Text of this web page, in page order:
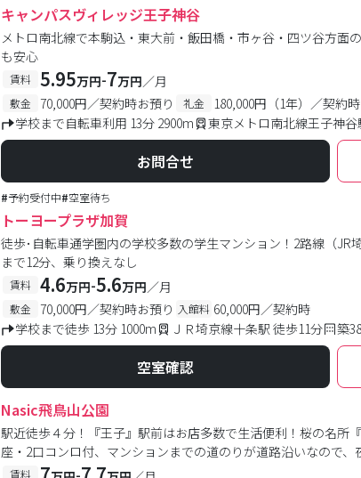
キャンパスヴィレッジ王子神谷
メトロ南北線で本駒込・東大前・飯田橋・市ヶ谷・四ツ谷方面
も安心
賃料 5.95万円-7万円／月
敷金 70,000円／契約時お預り 礼金
180,000円（1年）／契約時
学校まで自転車利用 13分 2900m
東京メトロ南北線王子神谷
お問合せ
#予約受付中#空室待ち
トーヨープラザ加賀
徒歩･自転車通学圏内の学校多数の学生マンション！2路線（
まで12分、乗り換えなし
賃料 4.6万円-5.6万円／月
敷金 70,000円／契約時お預り 入館料 60,000円／契約時
学校まで徒歩 13分 1000m
ＪＲ埼京線十条駅 徒歩11分 築
空室確認
Nasic飛鳥山公園
駅近徒歩４分！『王子』駅前はお店多数で生活便利！桜の名所
座・2口コンロ付、マンションまでの道のりが道路沿いなので、
賃料 -